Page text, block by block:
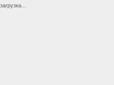
загрузка...